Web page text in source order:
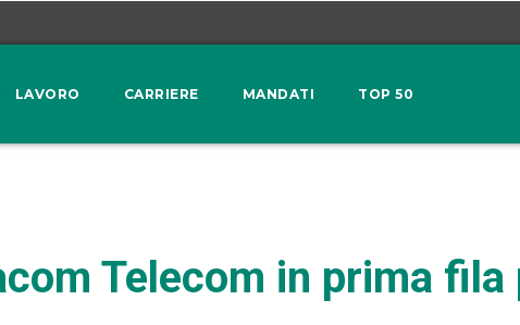
LAVORO CARRIERE MANDATI TOP 50
Telecom in prima fila